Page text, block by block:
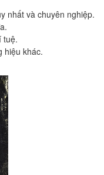
nhất và chuyên nghiệp.
tuệ.
hiệu khác.